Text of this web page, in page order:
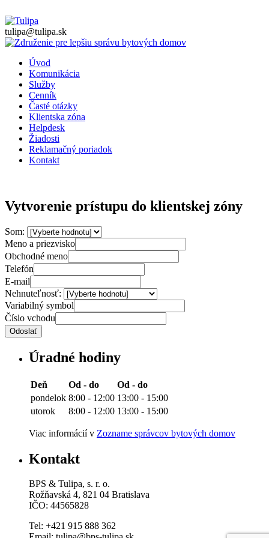
tulipa@tulipa.sk
Úvod
Komunikácia
Služby
Cenník
Časté otázky
Klientska zóna
Helpdesk
Žiadosti
Reklamačný poriadok
Kontakt
Vytvorenie prístupu do klientskej zóny
Som:
Meno a priezvisko
Obchodné meno
Telefón
E-mail
Nehnuteľnosť:
Variabilný symbol
Číslo vchodu
Odoslať
Úradné hodiny
Deň Od - do
Od - do
pondelok 8:00 - 12:00 13:00 - 15:00
utorok
8:00 - 12:00 13:00 - 15:00
Viac informácií v Zozname správcov bytových domov
Kontakt
BPS & Tulipa, s. r. o.
Rožňavská 4, 821 04 Bratislava
IČO: 44565828
Tel: +421 915 888 362